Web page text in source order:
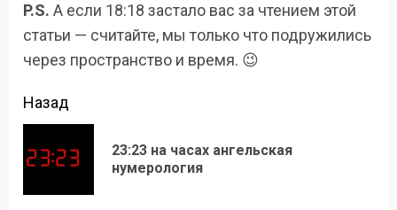
P.S. А если 18:18 застало вас за чтением этой
статьи — считайте, мы только что подружились
через пространство и время. 😉
Продолжить
чтение
Назад
23:23 на часах ангельская
нумерология